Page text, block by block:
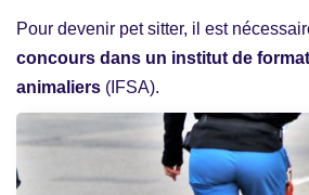
Pour devenir pet sitter, il est
concours dans un institut de
animaliers (IFSA).